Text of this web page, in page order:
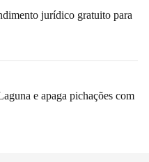
jurídico gratuito para
e apaga pichações com